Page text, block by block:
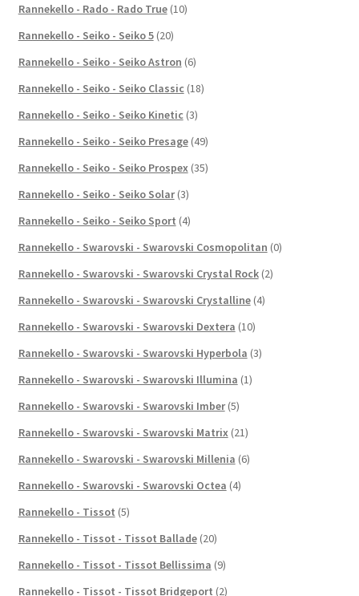
Rannekello - Rado - Rado True (10)
Rannekello - Seiko - Seiko 5 (20)
Rannekello - Seiko - Seiko Astron (6)
Rannekello - Seiko - Seiko Classic (18)
Rannekello - Seiko - Seiko Kinetic (3)
Rannekello - Seiko - Seiko Presage (49)
Rannekello - Seiko - Seiko Prospex (35)
Rannekello - Seiko - Seiko Solar (3)
Rannekello - Seiko - Seiko Sport (4)
Rannekello - Swarovski - Swarovski Cosmopolitan (0)
Rannekello - Swarovski - Swarovski Crystal Rock (2)
Rannekello - Swarovski - Swarovski Crystalline (4)
Rannekello - Swarovski - Swarovski Dextera (10)
Rannekello - Swarovski - Swarovski Hyperbola (3)
Rannekello - Swarovski - Swarovski Illumina (1)
Rannekello - Swarovski - Swarovski Imber (5)
Rannekello - Swarovski - Swarovski Matrix (21)
Rannekello - Swarovski - Swarovski Millenia (6)
Rannekello - Swarovski - Swarovski Octea (4)
Rannekello - Tissot (5)
Rannekello - Tissot - Tissot Ballade (20)
Rannekello - Tissot - Tissot Bellissima (9)
Rannekello - Tissot - Tissot Bridgeport (2)